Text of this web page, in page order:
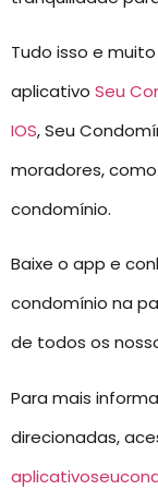
Tudo isso e
aplicativo Seu
IOS, Seu
moradores,
condomínio.
Baixe o app e
condomínio na
de todos os
Para mais
direcionadas,